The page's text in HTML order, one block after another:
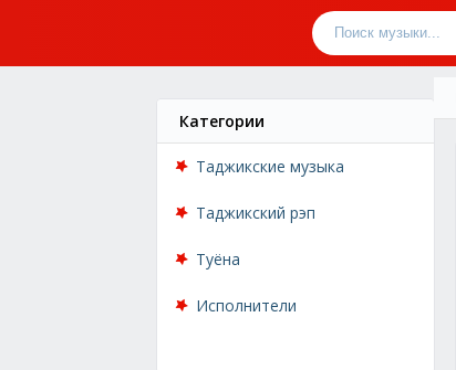
Категории
Таджикские музыка
Таджикский рэп
Туёна
Исполнители